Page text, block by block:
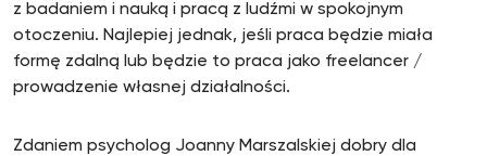
z badaniem i nauką i pracą z ludźmi w spokojnym
otoczeniu. Najlepiej jednak, jeśli praca będzie miała
formę zdalną lub będzie to praca jako freelancer /
prowadzenie własnej działalności.
Zdaniem psycholog Joanny Marszalskiej dobry dla